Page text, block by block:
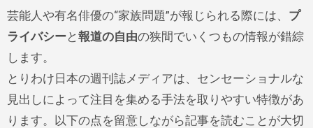
芸能人や有名俳優の“家族問題”が報じられる際には、 プ
ライバシーと報道の自由の狭間でいくつもの情報が錯綜
します。
とりわけ日本の週刊誌メディアは、センセーショナルな
見出しによって注目を集める手法を取りやすい特徴があ
ります。以下の点を留意しながら記事を読むことが大切